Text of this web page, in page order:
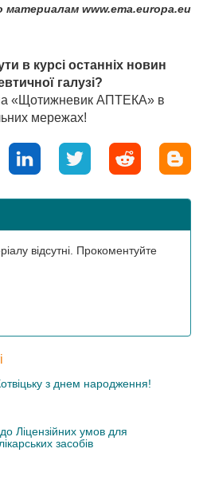
материалам www.ema.europa.eu
в курсі останніх новин
галузі?
на «Щотижневик АПТЕКА» в
мережах!
відсутні. Прокоментуйте
з днем народження!
Ліцензійних умов для
засобів